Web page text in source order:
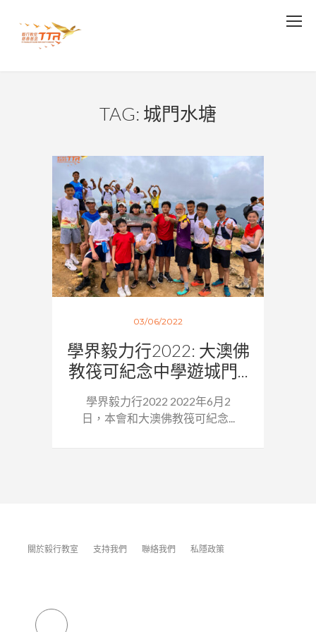
TAG: 城門水塘
03/06/2022
學界毅力行2022: 大澳佛
教筏可紀念中學遊城門...
學界毅力行2022 2022年6月2
日，本會和大澳佛教筏可紀念...
關於毅行教室 支持我們 聯絡我們 私隱政策